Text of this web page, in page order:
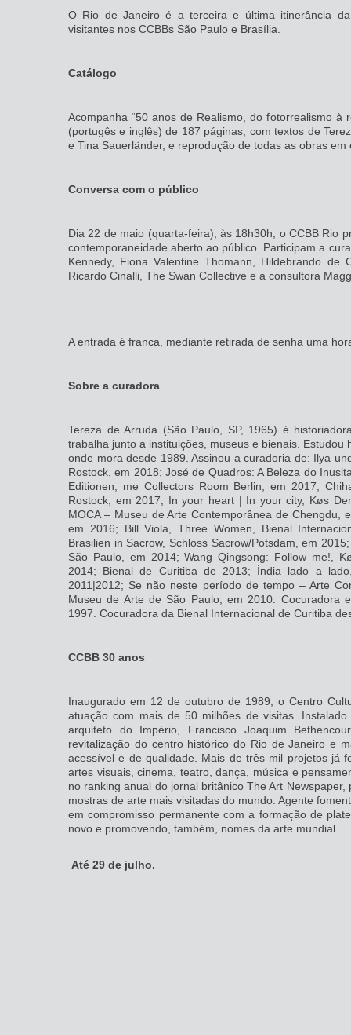
O Rio de Janeiro é a terceira e última itinerância
visitantes nos CCBBs São Paulo e Brasília.
Catálogo
Acompanha “50 anos de Realismo, do fotorrealismo à
(portugês e inglês) de 187 páginas, com textos de
e Tina Sauerländer, e reprodução de todas as obras em
Conversa com o público
Dia 22 de maio (quarta-feira), às 18h30h, o CCBB Rio
contemporaneidade aberto ao público. Participam a
Kennedy, Fiona Valentine Thomann, Hildebrando de
Ricardo Cinalli, The Swan Collective e a consultora
A entrada é franca, mediante retirada de senha uma
Sobre a curadora
Tereza de Arruda (São Paulo, SP, 1965) é
trabalha junto a instituições, museus e bienais.
onde mora desde 1989. Assinou a curadoria de: Ilya
Rostock, em 2018; José de Quadros: A Beleza do
Editionen, me Collectors Room Berlin, em 2017;
Rostock, em 2017; In your heart | In your city, Køs
MOCA – Museu de Arte Contemporânea de Chengdu,
em 2016; Bill Viola, Three Women, Bienal
Brasilien in Sacrow, Schloss Sacrow/Potsdam, em
São Paulo, em 2014; Wang Qingsong: Follow me!,
2014; Bienal de Curitiba de 2013; Índia lado a
2011|2012; Se não neste período de tempo – Arte
Museu de Arte de São Paulo, em 2010. Cocuradora
1997. Cocuradora da Bienal Internacional de Curitiba
CCBB 30 anos
Inaugurado em 12 de outubro de 1989, o Centro
atuação com mais de 50 milhões de visitas.
arquiteto do Império, Francisco Joaquim
revitalização do centro histórico do Rio de Janeiro e
acessível e de qualidade. Mais de três mil projetos já
artes visuais, cinema, teatro, dança, música e
no ranking anual do jornal britânico The Art
mostras de arte mais visitadas do mundo. Agente
em compromisso permanente com a formação de
novo e promovendo, também, nomes da arte mundial.
Até 29 de julho.